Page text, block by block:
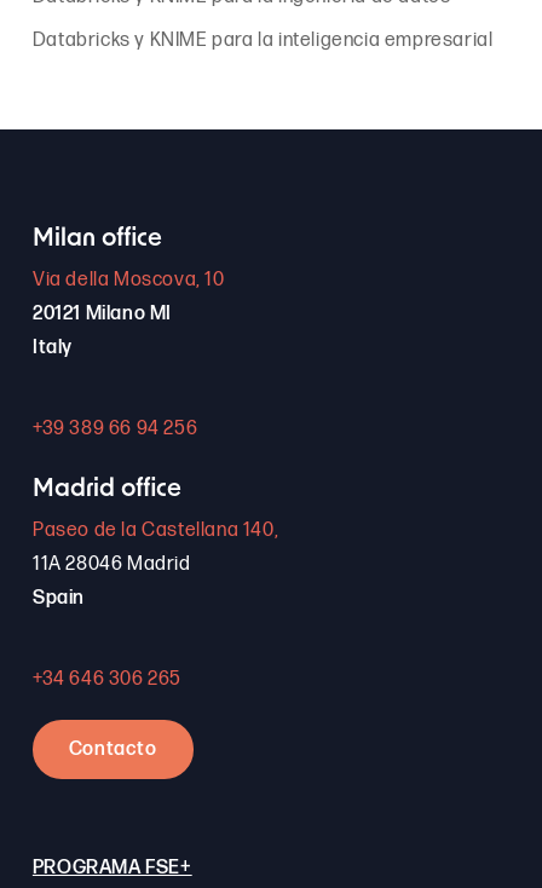
Databricks y KNIME para la inteligencia empresarial
Milan office
Via della Moscova, 10
20121 Milano MI
Italy
+39 389 66 94 256
Madrid office
Paseo de la Castellana 140,
11A 28046 Madrid
Spain
+34 646 306 265
Contacto
PROGRAMA FSE+